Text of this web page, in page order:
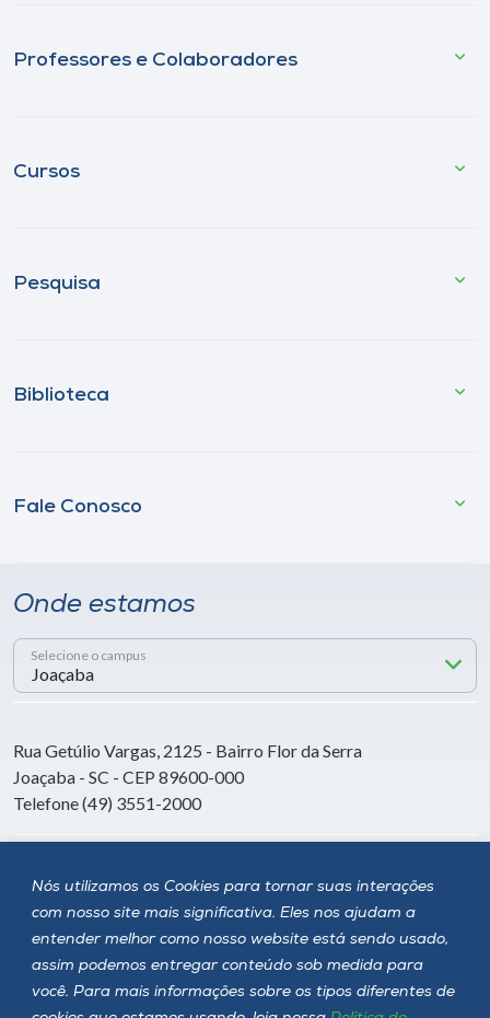
Nós utilizamos os Cookies para tornar suas interações
com nosso site mais significativa. Eles nos ajudam a
entender melhor como nosso website está sendo usado,
assim podemos entregar conteúdo sob medida para
você. Para mais informações sobre os tipos diferentes de
Professores e Colaboradores
Cursos
Pesquisa
Biblioteca
Fale Conosco
Onde estamos
Selecione o campus
Rua Getúlio Vargas, 2125 - Bairro Flor da Serra
Joaçaba - SC - CEP 89600-000
Telefone (49) 3551-2000
Siga a Unoesc